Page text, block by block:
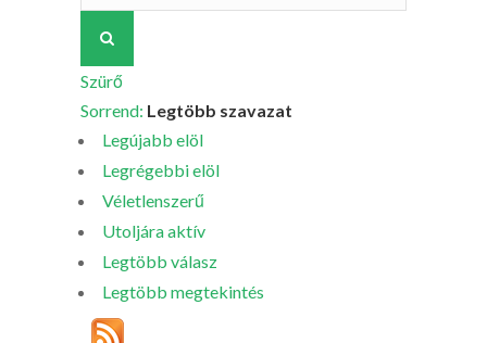
Szürő
Sorrend: Legtöbb szavazat
Legújabb elöl
Legrégebbi elöl
Véletlenszerű
Utoljára aktív
Legtöbb válasz
Legtöbb megtekintés